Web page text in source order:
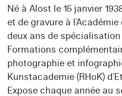
Né à Alost le 15 janvier
et de gravure à
deux ans de
Formations
photographie et
Kunstacademie (RHoK)
Expose chaque année au